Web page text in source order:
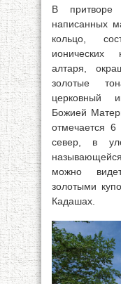
В притворе
написанных
кольцо,
ионических
алтаря,
золотые
церковный
Божией
отмечается
север, в
можно
золотыми
Кадашах.